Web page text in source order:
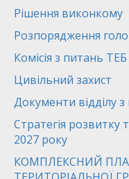
Рішення виконкому
Розпорядження
Комісія з питань
Цивільний захист
Документи відділу
Стратегія розвитку
2027 року
КОМПЛЕКСНИЙ